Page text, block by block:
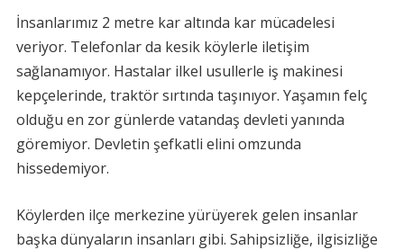
İnsanlarımız 2 metre kar altında kar mücadelesi
veriyor. Telefonlar da kesik köylerle iletişim
sağlanamıyor. Hastalar ilkel usullerle iş makinesi
kepçelerinde, traktör sırtında taşınıyor. Yaşamın felç
olduğu en zor günlerde vatandaş devleti yanında
göremiyor. Devletin şefkatli elini omzunda
hissedemiyor.
Köylerden ilçe merkezine yürüyerek gelen insanlar
başka dünyaların insanları gibi. Sahipsizliğe, ilgisizliğe